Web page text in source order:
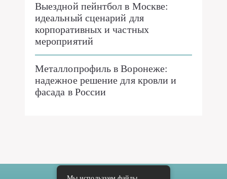
Выездной пейнтбол в Москве:
идеальный сценарий для
корпоративных и частных
мероприятий
Металлопрофиль в Воронеже:
надежное решение для кровли и
фасада в России